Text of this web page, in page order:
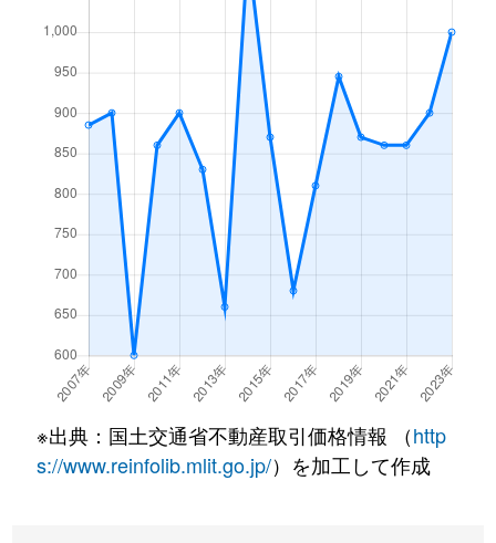
※出典：国土交通省不動産取引価格情報 （http
s://www.reinfolib.mlit.go.jp/）を加工して作成